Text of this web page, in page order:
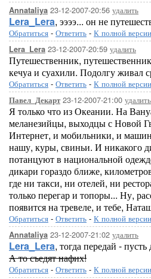
Annataliya 23-12-2007-20:56 удалить
Lera_Lera, ээээ... он не
Обратиться - Ответить - К полной версии
Lera_Lera 23-12-2007-20:59 удалить
Путешественник,
кечуа и суахили. Подолгу живал
Обратиться - Ответить - К полной версии
Павел_Декарт23-12-2007-21:00 удалить
Я только что из Океании. На
меланезийцы, выходцы с Новой
Интернет, и мобильники, и
нашу, куры, свиньи. И никакого
потанцуют в национальной
дикари гораздо ближе,
где ни такси, ни отелей, ни
только перегар и топоры... Ну,
появится на тревеле, и тебе,
Обратиться - Ответить - К полной версии
Annataliya 23-12-2007-21:02 удалить
Lera_Lera, тогда передай - пусть
А то съедят нафих!
Обратиться - Ответить - К полной версии